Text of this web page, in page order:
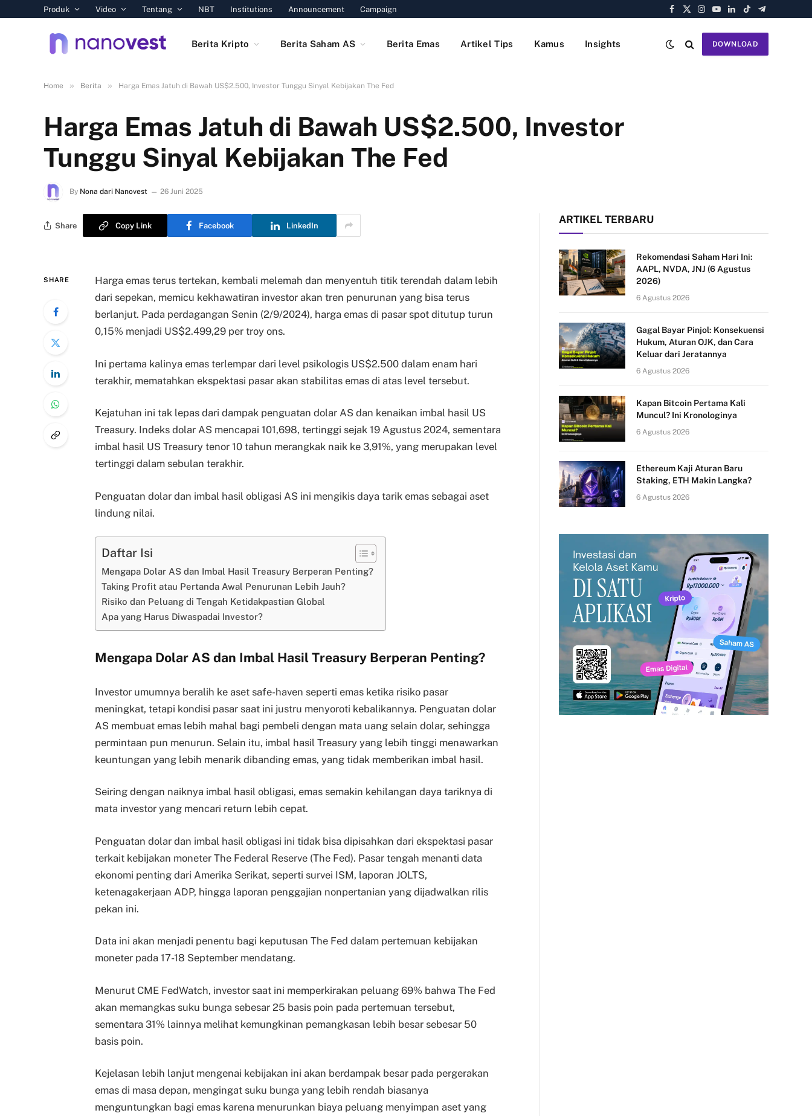
Produk Video Tentang NBT Institutions Announcement Campaign
Facebook
X
Instagram
YouTube
LinkedIn
TikTokTelegram
Berita Kripto Berita Saham AS Berita Emas Artikel Tips Kamus Insights DOWNLOAD
Home » Berita » Harga Emas Jatuh di Bawah US$2.500, Investor Tunggu Sinyal Kebijakan The Fed
Harga Emas Jatuh di Bawah US$2.500, Investor
Tunggu Sinyal Kebijakan The Fed
By Nona dari Nanovest 26 Juni 2025
Share Copy Link Facebook LinkedIn
SHARE
Harga emas terus tertekan, kembali melemah dan menyentuh titik terendah dalam lebih
dari sepekan, memicu kekhawatiran investor akan tren penurunan yang bisa terus
berlanjut. Pada perdagangan Senin (2/9/2024), harga emas di pasar spot ditutup turun
0,15% menjadi US$2.499,29 per troy ons.
Ini pertama kalinya emas terlempar dari level psikologis US$2.500 dalam enam hari
terakhir, mematahkan ekspektasi pasar akan stabilitas emas di atas level tersebut.
Kejatuhan ini tak lepas dari dampak penguatan dolar AS dan kenaikan imbal hasil US
Treasury. Indeks dolar AS mencapai 101,698, tertinggi sejak 19 Agustus 2024, sementara
imbal hasil US Treasury tenor 10 tahun merangkak naik ke 3,91%, yang merupakan level
tertinggi dalam sebulan terakhir.
Penguatan dolar dan imbal hasil obligasi AS ini mengikis daya tarik emas sebagai aset
lindung nilai.
Daftar Isi
Mengapa Dolar AS dan Imbal Hasil Treasury Berperan Penting?
Taking Profit atau Pertanda Awal Penurunan Lebih Jauh?
Risiko dan Peluang di Tengah Ketidakpastian Global
Apa yang Harus Diwaspadai Investor?
Mengapa Dolar AS dan Imbal Hasil Treasury Berperan Penting?
Investor umumnya beralih ke aset safe-haven seperti emas ketika risiko pasar
meningkat, tetapi kondisi pasar saat ini justru menyoroti kebalikannya. Penguatan dolar
AS membuat emas lebih mahal bagi pembeli dengan mata uang selain dolar, sehingga
permintaan pun menurun. Selain itu, imbal hasil Treasury yang lebih tinggi menawarkan
keuntungan yang lebih menarik dibanding emas, yang tidak memberikan imbal hasil.
Seiring dengan naiknya imbal hasil obligasi, emas semakin kehilangan daya tariknya di
mata investor yang mencari return lebih cepat.
Penguatan dolar dan imbal hasil obligasi ini tidak bisa dipisahkan dari ekspektasi pasar
terkait kebijakan moneter The Federal Reserve (The Fed). Pasar tengah menanti data
ekonomi penting dari Amerika Serikat, seperti survei ISM, laporan JOLTS,
ketenagakerjaan ADP, hingga laporan penggajian nonpertanian yang dijadwalkan rilis
pekan ini.
Data ini akan menjadi penentu bagi keputusan The Fed dalam pertemuan kebijakan
moneter pada 17-18 September mendatang.
Menurut CME FedWatch, investor saat ini memperkirakan peluang 69% bahwa The Fed
akan memangkas suku bunga sebesar 25 basis poin pada pertemuan tersebut,
sementara 31% lainnya melihat kemungkinan pemangkasan lebih besar sebesar 50
basis poin.
Kejelasan lebih lanjut mengenai kebijakan ini akan berdampak besar pada pergerakan
emas di masa depan, mengingat suku bunga yang lebih rendah biasanya
menguntungkan bagi emas karena menurunkan biaya peluang menyimpan aset yang
ARTIKEL TERBARU
Rekomendasi Saham Hari Ini:
AAPL, NVDA, JNJ (6 Agustus
2026)
6 Agustus 2026
Gagal Bayar Pinjol: Konsekuensi
Hukum, Aturan OJK, dan Cara
Keluar dari Jeratannya
6 Agustus 2026
Kapan Bitcoin Pertama Kali
Muncul? Ini Kronologinya
6 Agustus 2026
Ethereum Kaji Aturan Baru
Staking, ETH Makin Langka?
6 Agustus 2026